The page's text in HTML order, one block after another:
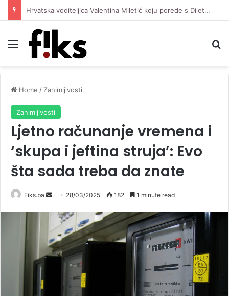
Hrvatska voditeljica Valentina Miletić koju porede s Dilettom Leotom oduševila pozirajući u bikiniju
Menu
Home / Zanimljivosti
Zanimljivosti
Ljetno računanje vremena i
‘skupa i jeftina struja’: Evo
šta sada treba da znate
Fiks.ba
Send
email
28/03/2025 182 1 minute read